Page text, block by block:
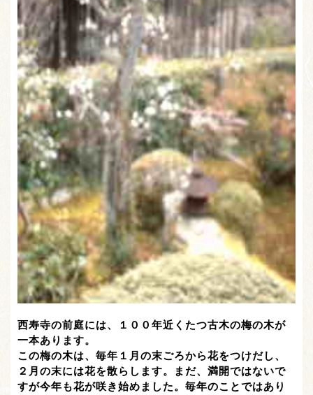
西寿寺の前庭には、１００年近くたつ古木の梅の木が
一本あります。
この梅の木は、毎年１月の末ごろから花をつけだし、
２月の末には花を散らします。まだ、満開ではないで
すが今年も花が咲き始めました。毎年のことではあり